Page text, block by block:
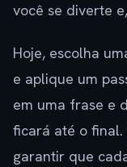
você se diverte
Hoje, escolha
e aplique um
em uma frase e
ficará até o final.
garantir que